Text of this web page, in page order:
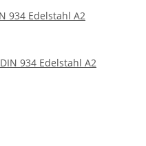
934 Edelstahl A2